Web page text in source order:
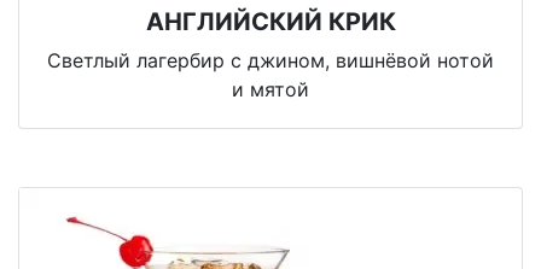
АНГЛИЙСКИЙ КРИК
Светлый лагербир с джином, вишнёвой нотой
и мятой